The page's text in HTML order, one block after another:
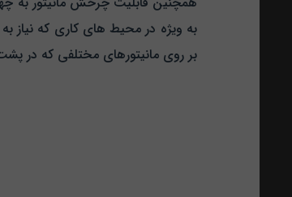
بر روی مانیتورهای مختلفی که در